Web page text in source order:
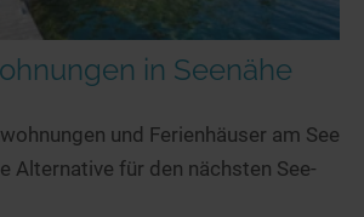
in Seenähe
und Ferienhäuser am See
Alternative für den nächsten See-